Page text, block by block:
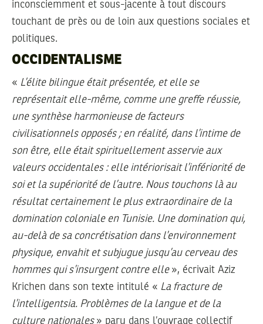
inconsciemment et sous-jacente à tout discours
touchant de près ou de loin aux questions sociales et
politiques.
OCCIDENTALISME
« L’élite bilingue était présentée, et elle se
représentait elle-même, comme une greffe réussie,
une synthèse harmonieuse de facteurs
civilisationnels opposés ; en réalité, dans l’intime de
son être, elle était spirituellement asservie aux
valeurs occidentales : elle intériorisait l’infériorité de
soi et la supériorité de l’autre. Nous touchons là au
résultat certainement le plus extraordinaire de la
domination coloniale en Tunisie. Une domination qui,
au-delà de sa concrétisation dans l’environnement
physique, envahit et subjugue jusqu’au cerveau des
hommes qui s’insurgent contre elle », écrivait Aziz
Krichen dans son texte intitulé « La fracture de
l’intelligentsia. Problèmes de la langue et de la
culture nationales » paru dans l’ouvrage collectif